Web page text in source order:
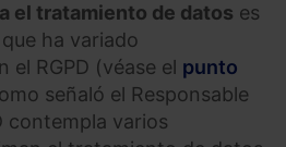
el tratamiento de datos es
ha variado
el RGPD (véase el punto
señaló el Responsable
contempla varios